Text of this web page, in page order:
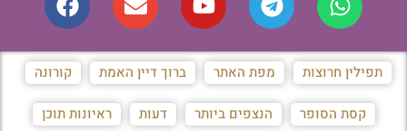
תפילין חרוצות מפת האתר ברוך דיין האמת קורונה
קסת הסופר הנצפים ביותר דעות ראיונות תוכן